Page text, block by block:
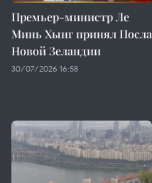
Премьер-министр Ле
Минь Хынг принял Посла
Новой Зеландии
30/07/2026 16:58